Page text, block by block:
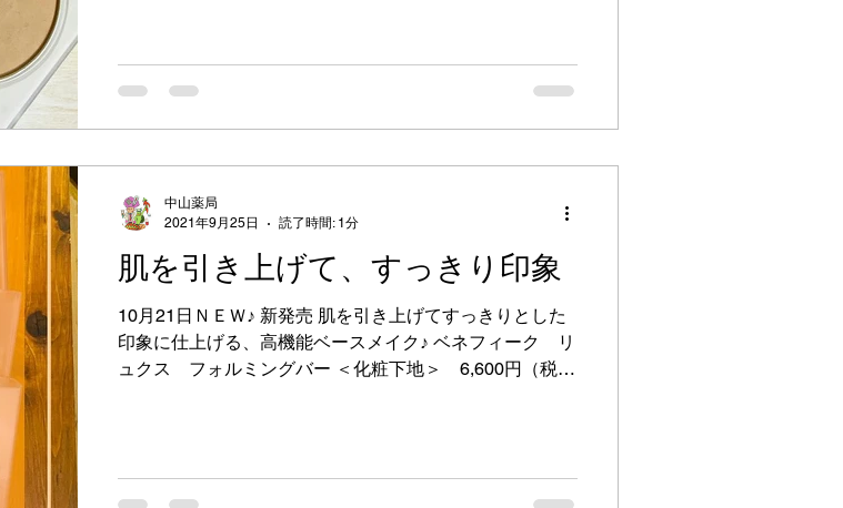
肌を引き上げて、すっきり印象
10月21日ＮＥＷ♪ 新発売 肌を引き上げてすっきりとした
印象に仕上げる、高機能ベースメイク♪ ベネフィーク リ
ュクス フォルミングバー ＜化粧下地＞ 6,600円（税
中山薬局
2021年9月25日
読了時間: 1分